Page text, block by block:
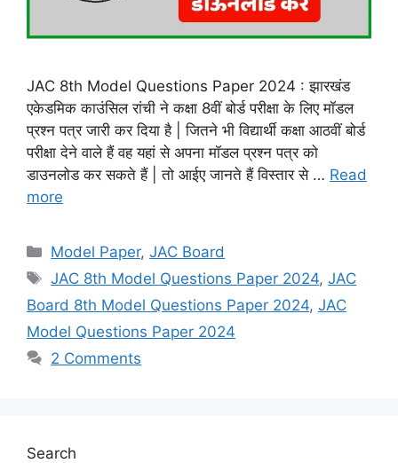
JAC 8th Model Questions Paper 2024 : झारखंड
एकेडमिक काउंसिल रांची ने कक्षा 8वीं बोर्ड परीक्षा के लिए मॉडल
प्रश्न पत्र जारी कर दिया है | जितने भी विद्यार्थी कक्षा आठवीं बोर्ड
परीक्षा देने वाले हैं वह यहां से अपना मॉडल प्रश्न पत्र को
डाउनलोड कर सकते हैं | तो आईए जानते हैं विस्तार से … Read
more
Categories
Model Paper,JAC Board
Tags
JAC 8th Model Questions Paper 2024,JAC
Board 8th Model Questions Paper 2024, JAC
Model Questions Paper 2024
2 Comments
Search